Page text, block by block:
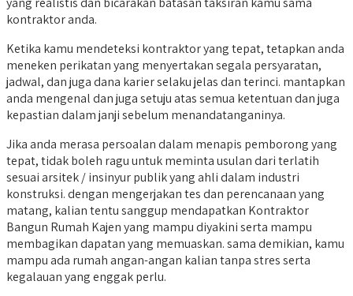
kontraktor anda.
Ketika kamu mendeteksi kontraktor yang tepat, tetapkan anda
meneken perikatan yang menyertakan segala persyaratan,
jadwal, dan juga dana karier selaku jelas dan terinci. mantapkan
anda mengenal dan juga setuju atas semua ketentuan dan juga
kepastian dalam janji sebelum menandatanganinya.
Jika anda merasa persoalan dalam menapis pemborong yang
tepat, tidak boleh ragu untuk meminta usulan dari terlatih
sesuai arsitek / insinyur publik yang ahli dalam industri
konstruksi. dengan mengerjakan tes dan perencanaan yang
matang, kalian tentu sanggup mendapatkan Kontraktor
Bangun Rumah Kajen yang mampu diyakini serta mampu
membagikan dapatan yang memuaskan. sama demikian, kamu
mampu ada rumah angan-angan kalian tanpa stres serta
kegalauan yang enggak perlu.